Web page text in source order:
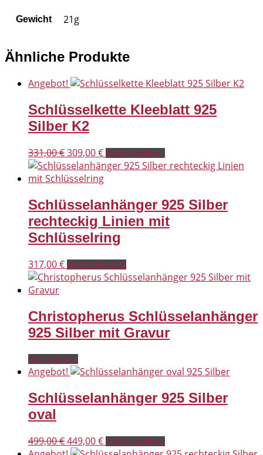
Gewicht 21g
Ähnliche Produkte
Angebot!
Schlüsselkette Kleeblatt 925
Silber K2
331,00€Ursprünglicher
Preis
war:
309,00€Aktueller
Preis
ist:
Select options
Schlüsselanhänger 925 Silber
rechteckig Linien mit
Schlüsselring
317,00€ Select options
Christopherus Schlüsselanhänger
925 Silber mit Gravur
Weiterlesen
Angebot!
Schlüsselanhänger 925 Silber
oval
499,00€Ursprünglicher
449,00€Aktueller
Select options